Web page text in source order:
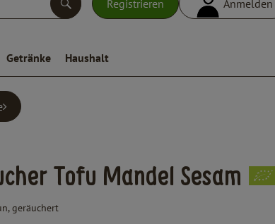
Registrieren Anmelden
Suchen
Getränke Haushalt
Tofu Mandel Sesam
geräuchert
hinzufügen